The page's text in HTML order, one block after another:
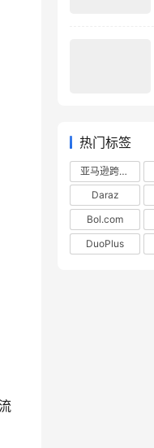
热门标签
亚马逊跨境电商
Daraz
Bol.com
DuoPlus